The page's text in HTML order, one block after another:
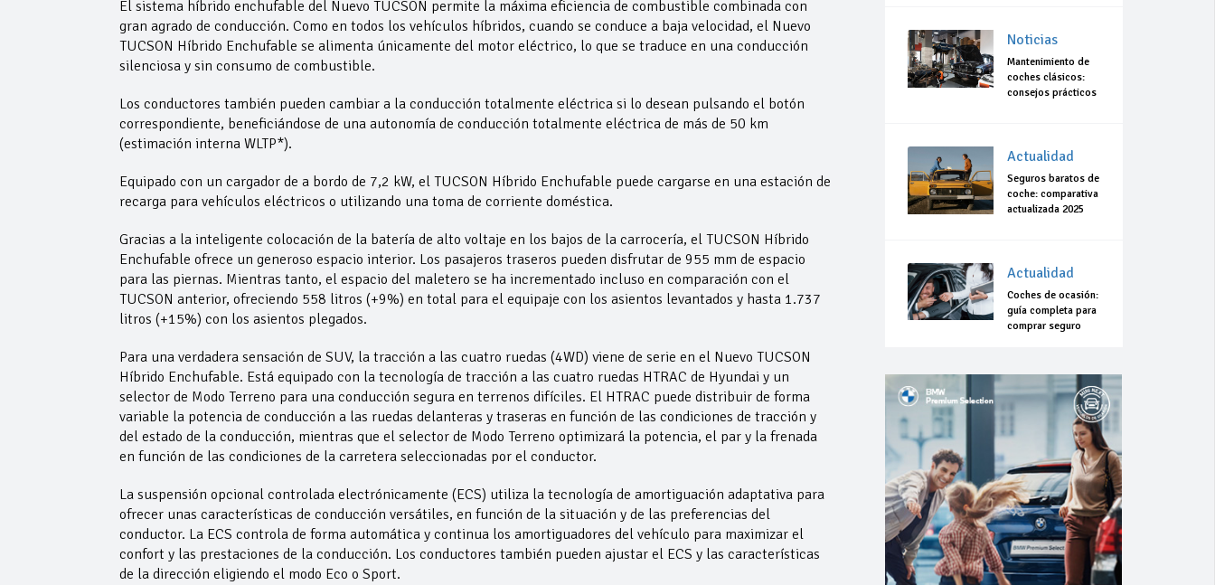
El sistema híbrido enchufable del Nuevo TUCSON permite la máxima eficiencia de combustible combinada con
gran agrado de conducción. Como en todos los vehículos híbridos, cuando se conduce a baja velocidad, el Nuevo
TUCSON Híbrido Enchufable se alimenta únicamente del motor eléctrico, lo que se traduce en una conducción
silenciosa y sin consumo de combustible.
Los conductores también pueden cambiar a la conducción totalmente eléctrica si lo desean pulsando el botón
correspondiente, beneficiándose de una autonomía de conducción totalmente eléctrica de más de 50 km
(estimación interna WLTP*).
Equipado con un cargador de a bordo de 7,2 kW, el TUCSON Híbrido Enchufable puede cargarse en una estación de
recarga para vehículos eléctricos o utilizando una toma de corriente doméstica.
Gracias a la inteligente colocación de la batería de alto voltaje en los bajos de la carrocería, el TUCSON Híbrido
Enchufable ofrece un generoso espacio interior. Los pasajeros traseros pueden disfrutar de 955 mm de espacio
para las piernas. Mientras tanto, el espacio del maletero se ha incrementado incluso en comparación con el
TUCSON anterior, ofreciendo 558 litros (+9%) en total para el equipaje con los asientos levantados y hasta 1.737
litros (+15%) con los asientos plegados.
Para una verdadera sensación de SUV, la tracción a las cuatro ruedas (4WD) viene de serie en el Nuevo TUCSON
Híbrido Enchufable. Está equipado con la tecnología de tracción a las cuatro ruedas HTRAC de Hyundai y un
selector de Modo Terreno para una conducción segura en terrenos difíciles. El HTRAC puede distribuir de forma
variable la potencia de conducción a las ruedas delanteras y traseras en función de las condiciones de tracción y
del estado de la conducción, mientras que el selector de Modo Terreno optimizará la potencia, el par y la frenada
en función de las condiciones de la carretera seleccionadas por el conductor.
La suspensión opcional controlada electrónicamente (ECS) utiliza la tecnología de amortiguación adaptativa para
ofrecer unas características de conducción versátiles, en función de la situación y de las preferencias del
conductor. La ECS controla de forma automática y continua los amortiguadores del vehículo para maximizar el
confort y las prestaciones de la conducción. Los conductores también pueden ajustar el ECS y las características
de la dirección eligiendo el modo Eco o Sport.
Noticias
Mantenimiento de
coches clásicos:
consejos prácticos
Actualidad
Seguros baratos de
coche: comparativa
actualizada 2025
Actualidad
Coches de ocasión:
guía completa para
comprar seguro